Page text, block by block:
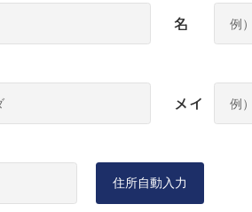
名
メイ
住所自動入力